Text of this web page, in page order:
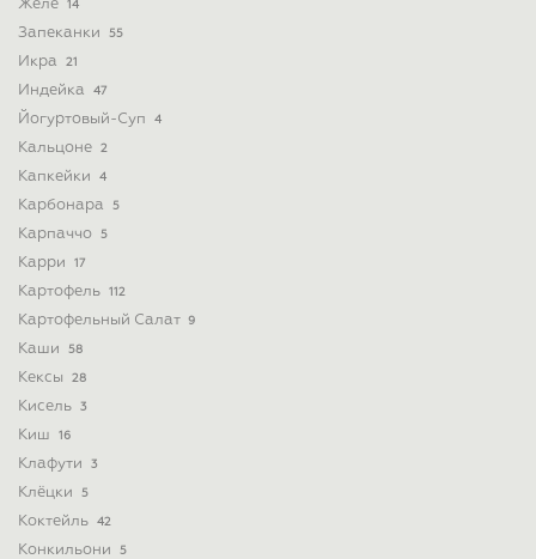
Желе 14
Запеканки 55
Икра 21
Индейка 47
Йогуртовый-Суп 4
Кальцоне 2
Капкейки 4
Карбонара 5
Карпаччо 5
Карри 17
Картофель 112
Картофельный Салат 9
Каши 58
Кексы 28
Кисель 3
Киш 16
Клафути 3
Клёцки 5
Коктейль 42
Конкильони 5